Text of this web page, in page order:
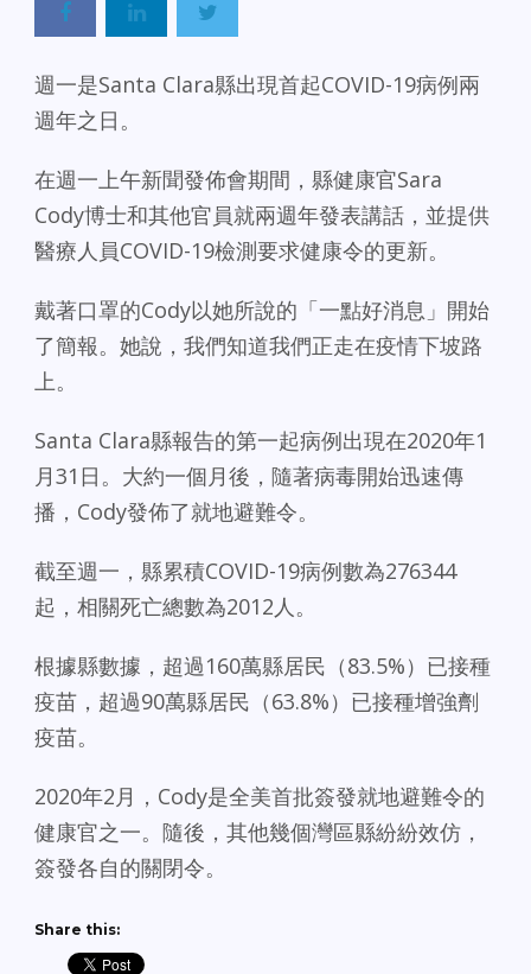
週一是Santa Clara縣出現首起COVID-19病例兩
週年之日。
在週一上午新聞發佈會期間，縣健康官Sara
Cody博士和其他官員就兩週年發表講話，並提供
醫療人員COVID-19檢測要求健康令的更新。
戴著口罩的Cody以她所說的「一點好消息」開始
了簡報。她說，我們知道我們正走在疫情下坡路
上。
Santa Clara縣報告的第一起病例出現在2020年1
月31日。大約一個月後，隨著病毒開始迅速傳
播，Cody發佈了就地避難令。
截至週一，縣累積COVID-19病例數為276344
起，相關死亡總數為2012人。
根據縣數據，超過160萬縣居民（83.5%）已接種
疫苗，超過90萬縣居民（63.8%）已接種增強劑
疫苗。
2020年2月，Cody是全美首批簽發就地避難令的
健康官之一。隨後，其他幾個灣區縣紛紛效仿，
簽發各自的關閉令。
Share this: